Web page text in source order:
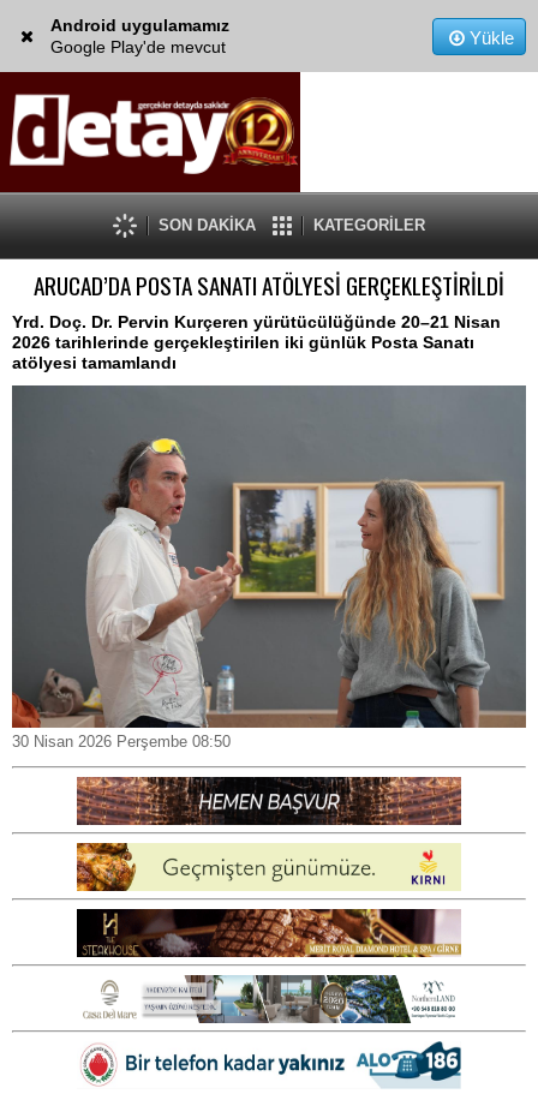
Android uygulamamız
Google Play'de mevcut
Yükle
SON DAKİKA KATEGORİLER
ARUCAD’DA POSTA SANATI ATÖLYESİ GERÇEKLEŞTİRİLDİ
Yrd. Doç. Dr. Pervin Kurçeren yürütücülüğünde 20–21 Nisan
2026 tarihlerinde gerçekleştirilen iki günlük Posta Sanatı
atölyesi tamamlandı
30 Nisan 2026 Perşembe 08:50